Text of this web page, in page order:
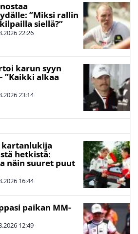
”Miksi rallin
siellä?”
22:26
karun syyn
”Kaikki alkaa
23:14
kartanlukija
hetkistä:
näin suuret puut
16:44
paikan MM-
12:49